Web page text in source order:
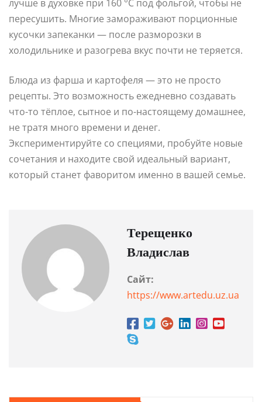
лучше в духовке при 160 °C под фольгой, чтобы не
пересушить. Многие замораживают порционные
кусочки запеканки — после разморозки в
холодильнике и разогрева вкус почти не теряется.
Блюда из фарша и картофеля — это не просто
рецепты. Это возможность ежедневно создавать
что-то тёплое, сытное и по-настоящему домашнее,
не тратя много времени и денег.
Экспериментируйте со специями, пробуйте новые
сочетания и находите свой идеальный вариант,
который станет фаворитом именно в вашей семье.
Терещенко
Владислав
Сайт:
https://www.artedu.uz.ua